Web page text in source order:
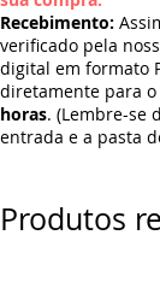
Recebimento:
verificado pela
digital em formato
diretamente para
horas. (Lembre-se
entrada e a pasta
Produtos